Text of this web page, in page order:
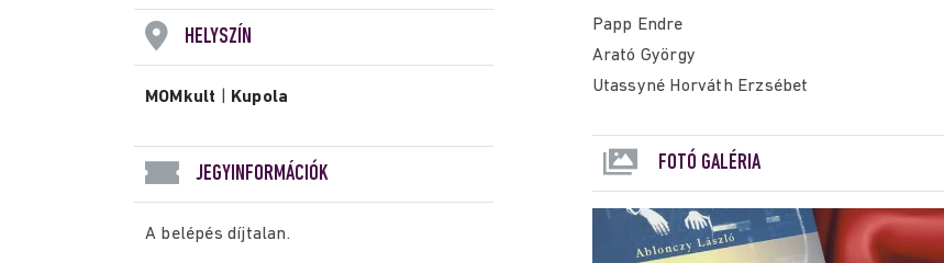
HELYSZÍN
MOMkult Kupola
JEGYINFORMÁCIÓK
A belépés díjtalan.
Papp Endre
Arató György
Utassyné Horváth Erzsébet
FOTÓ GALÉRIA